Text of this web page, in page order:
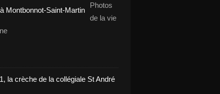
Photos
de la vie
la crèche de la collégiale St André